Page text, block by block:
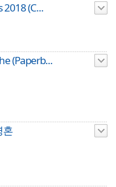
2018 (C...
(Paperb...
혼